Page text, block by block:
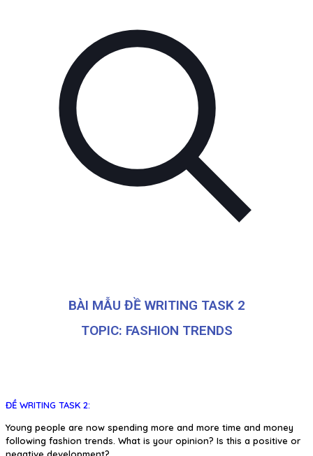
BÀI MẪU ĐỀ WRITING TASK 2
TOPIC: FASHION TRENDS
ĐỀ WRITING TASK 2:
Young people are now spending more and more time and money
following fashion trends. What is your opinion? Is this a positive or
negative development?